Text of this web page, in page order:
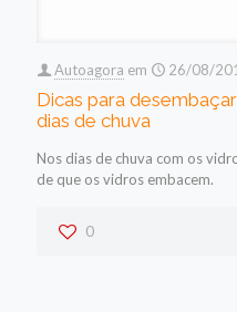
Autoagora em 26/08/
Dicas para
dias de chuva
Nos dias de chuva com os
de que os vidros embacem.
0